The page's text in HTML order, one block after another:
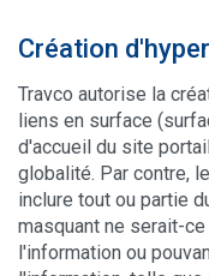
Création
Travco autorise la
liens en surface
d'accueil du site
globalité. Par contre,
inclure tout ou partie
masquant ne serait-
l'information ou